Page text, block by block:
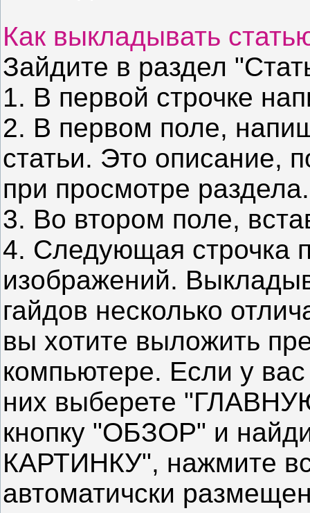
Как выкладывать
Зайдите в раздел
1. В первой строчке
2. В первом поле,
статьи. Это описание,
при просмотре раздела.
3. Во втором поле,
4. Следующая строчка
изображений.
гайдов несколько
вы хотите выложить
компьютере. Если у вас
них выберете
кнопку "ОБЗОР" и
КАРТИНКУ", нажмите
автоматичски